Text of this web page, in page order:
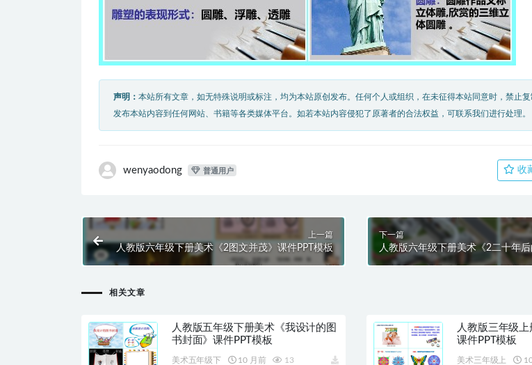
声明： 本站所有文章，如无特殊说明或标注，均为本站原创发布。任何个人或组织，在未征得本站同意时，禁止复
发布本站内容到任何网站、书籍等各类媒体平台。如若本站内容侵犯了原著者的合法权益，可联系我们进行处理。
wenyaodong 普通用户 收
上一篇
人教版六年级下册美术《2图文并茂》课件PPT模板
下一篇
人教版六年级下册美术《2二十年
PPT模板
相关文章
人教版五年级下册美术《我设计的图
书封面》课件PPT模板
美术五年级下 10 月前 13
人教版三年级上
课件PPT模板
美术三年级上